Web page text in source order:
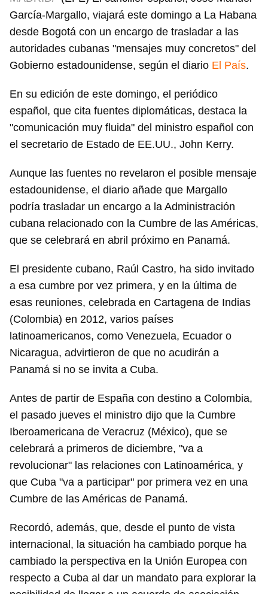
García-Margallo, viajará este domingo a La Habana
desde Bogotá con un encargo de trasladar a las
autoridades cubanas "mensajes muy concretos" del
Gobierno estadounidense, según el diario El País.
En su edición de este domingo, el periódico
español, que cita fuentes diplomáticas, destaca la
"comunicación muy fluida" del ministro español con
el secretario de Estado de EE.UU., John Kerry.
Aunque las fuentes no revelaron el posible mensaje
estadounidense, el diario añade que Margallo
podría trasladar un encargo a la Administración
cubana relacionado con la Cumbre de las Américas,
que se celebrará en abril próximo en Panamá.
El presidente cubano, Raúl Castro, ha sido invitado
a esa cumbre por vez primera, y en la última de
esas reuniones, celebrada en Cartagena de Indias
(Colombia) en 2012, varios países
latinoamericanos, como Venezuela, Ecuador o
Nicaragua, advirtieron de que no acudirán a
Panamá si no se invita a Cuba.
Antes de partir de España con destino a Colombia,
el pasado jueves el ministro dijo que la Cumbre
Iberoamericana de Veracruz (México), que se
celebrará a primeros de diciembre, "va a
revolucionar" las relaciones con Latinoamérica, y
que Cuba "va a participar" por primera vez en una
Cumbre de las Américas de Panamá.
Recordó, además, que, desde el punto de vista
internacional, la situación ha cambiado porque ha
cambiado la perspectiva en la Unión Europea con
respecto a Cuba al dar un mandato para explorar la